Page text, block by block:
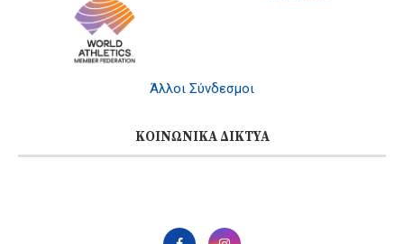
Άλλοι Σύνδεσμοι
ΚΟΙΝΩΝΙΚΆ ΔΊΚΤΥΑ